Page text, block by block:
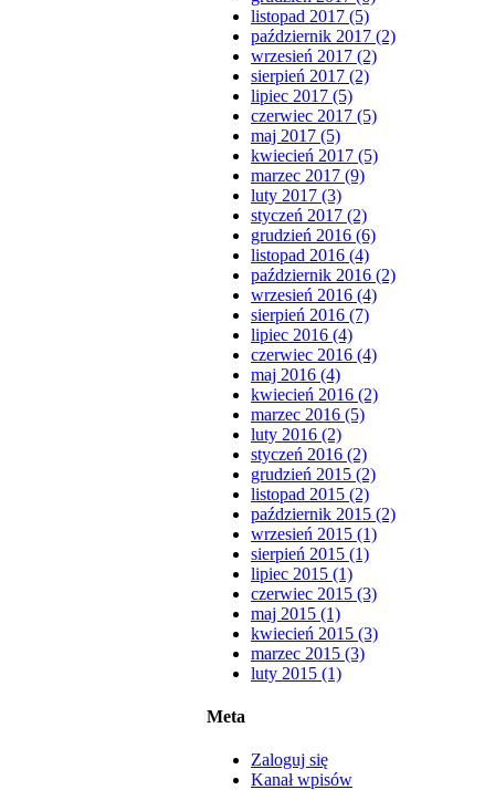
listopad 2017 (5)
październik 2017 (2)
wrzesień 2017 (2)
sierpień 2017 (2)
lipiec 2017 (5)
czerwiec 2017 (5)
maj 2017 (5)
kwiecień 2017 (5)
marzec 2017 (9)
luty 2017 (3)
styczeń 2017 (2)
grudzień 2016 (6)
listopad 2016 (4)
październik 2016 (2)
wrzesień 2016 (4)
sierpień 2016 (7)
lipiec 2016 (4)
czerwiec 2016 (4)
maj 2016 (4)
kwiecień 2016 (2)
marzec 2016 (5)
luty 2016 (2)
styczeń 2016 (2)
grudzień 2015 (2)
listopad 2015 (2)
październik 2015 (2)
wrzesień 2015 (1)
sierpień 2015 (1)
lipiec 2015 (1)
czerwiec 2015 (3)
maj 2015 (1)
kwiecień 2015 (3)
marzec 2015 (3)
luty 2015 (1)
Meta
Zaloguj się
Kanał wpisów